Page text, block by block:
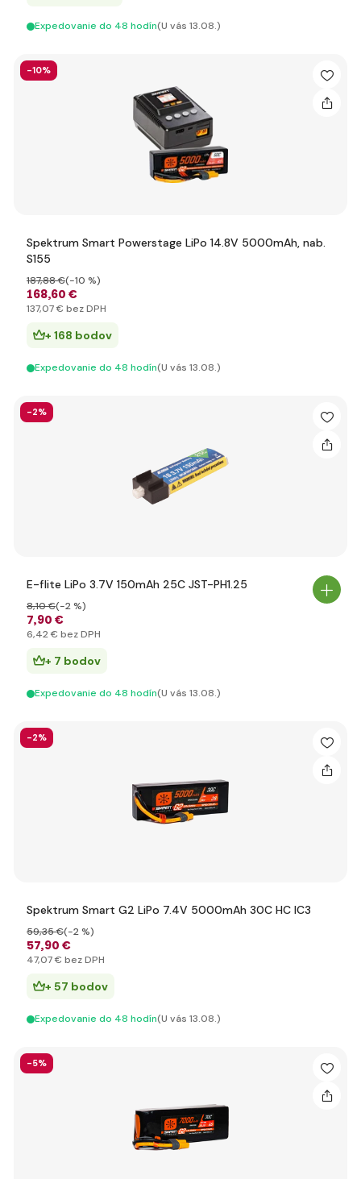
Expedovanie do 48 hodín(U vás 13.08.)
-10%
Spektrum Smart Powerstage LiPo 14.8V 5000mAh, nab.
S155
168,60 €
187,88 €(-10 %)
137,07 € bez DPH
+ 168 bodov
Expedovanie do 48 hodín(U vás 13.08.)
-2%
E-flite LiPo 3.7V 150mAh 25C JST-PH1.25
7,90 €
8,10 €(-2 %)
6,42 € bez DPH
+ 7 bodov
Expedovanie do 48 hodín(U vás 13.08.)
-2%
Spektrum Smart G2 LiPo 7.4V 5000mAh 30C HC IC3
57,90 €
59,35 €(-2 %)
47,07 € bez DPH
+ 57 bodov
Expedovanie do 48 hodín(U vás 13.08.)
-5%